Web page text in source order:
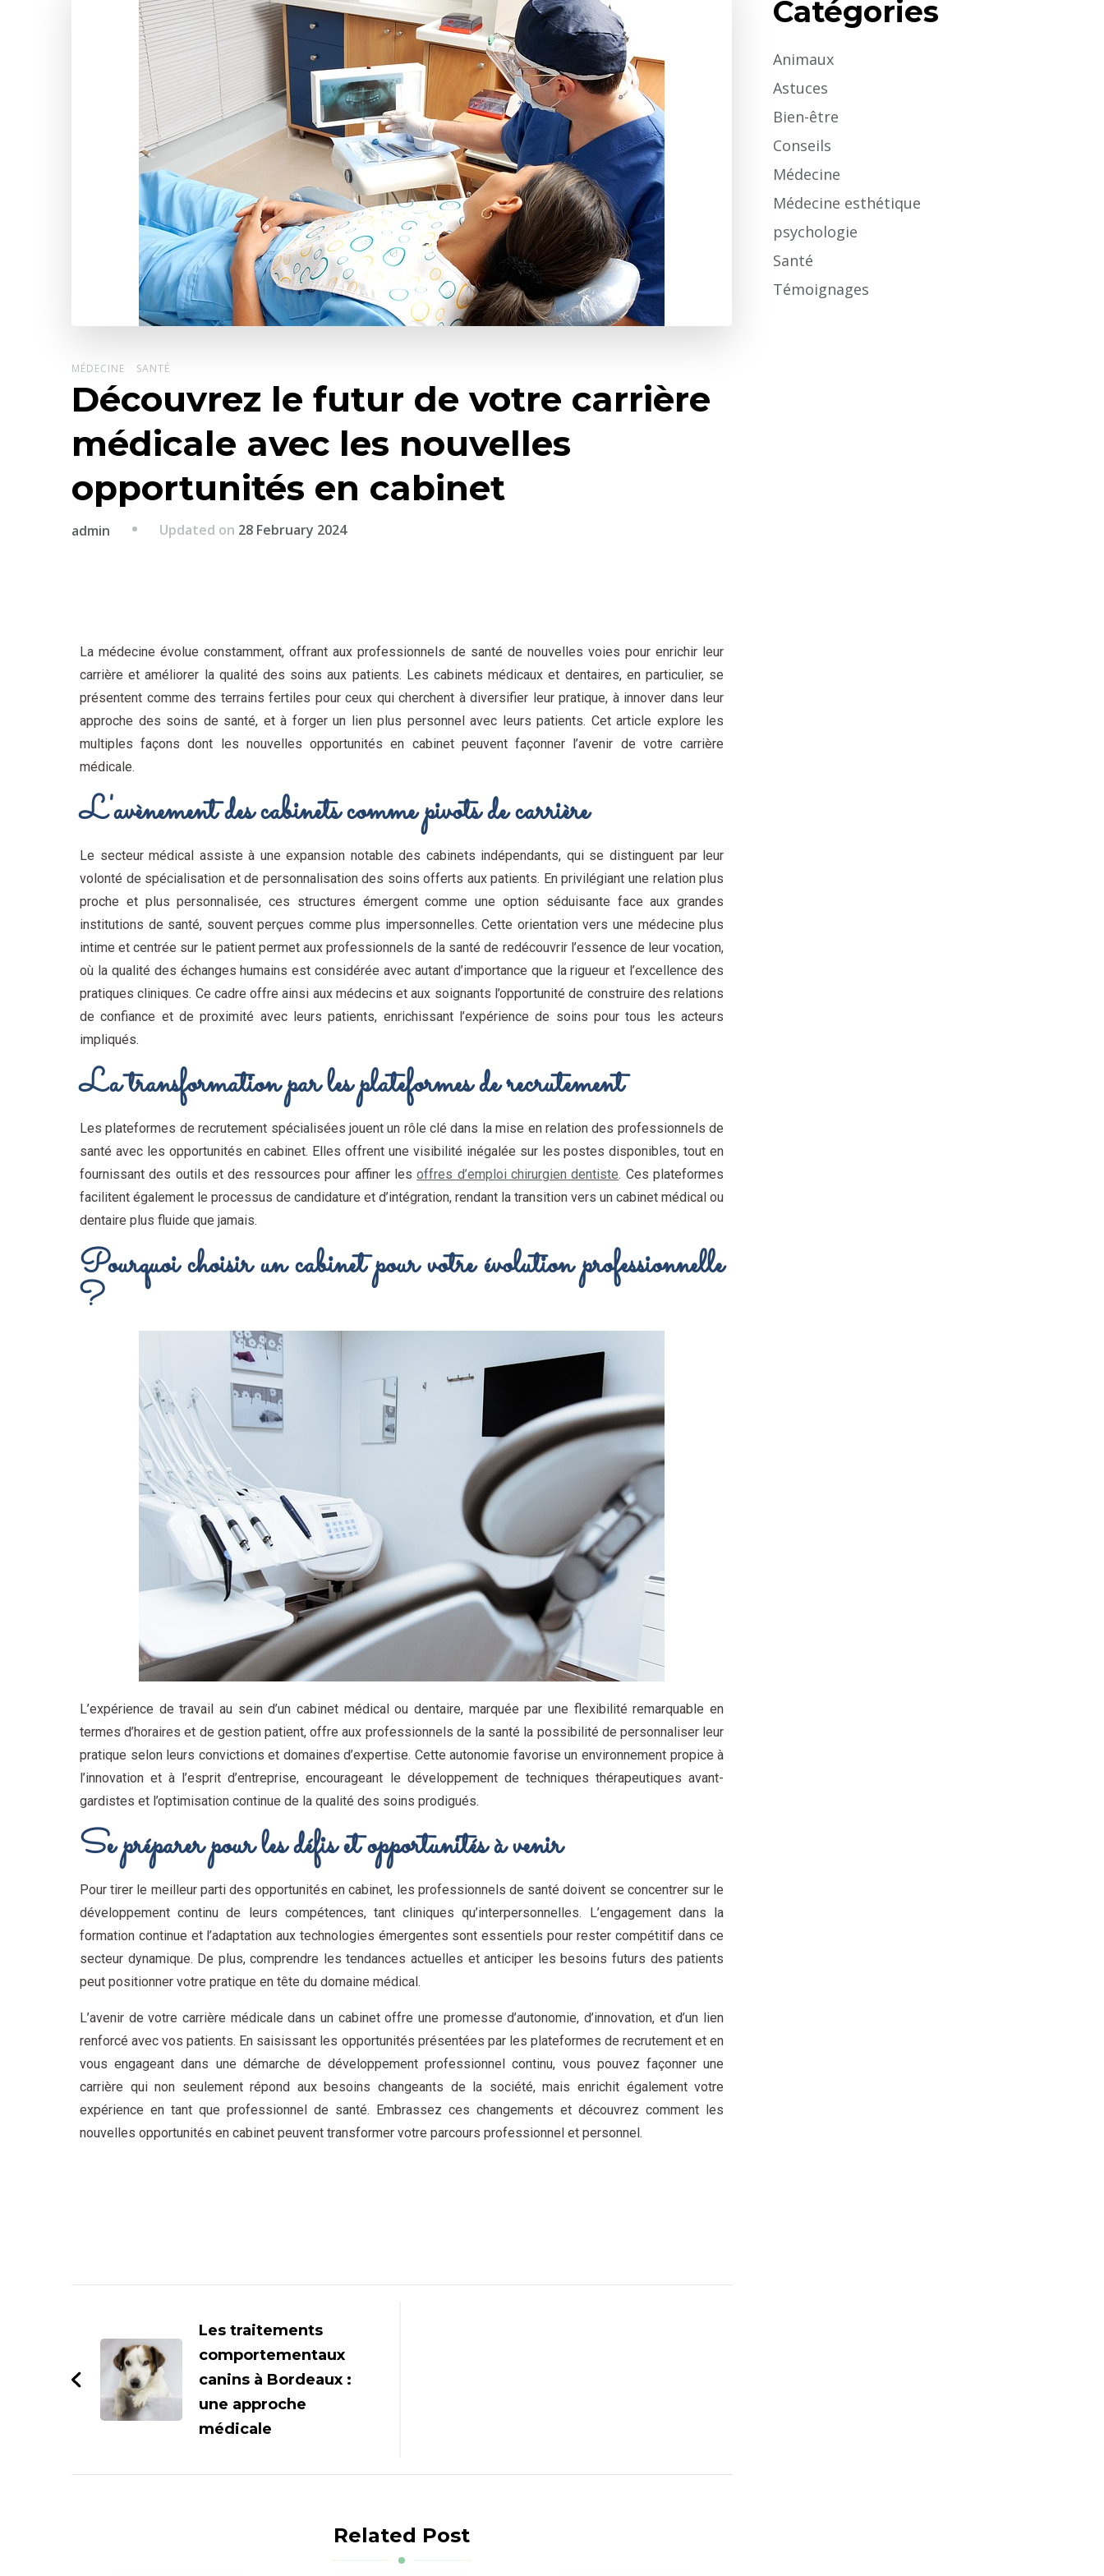
MÉDECINE SANTÉ
Découvrez le futur de votre carrière
médicale avec les nouvelles
opportunités en cabinet
admin Updated on 28 February 2024
La médecine évolue constamment, offrant aux professionnels de santé de nouvelles voies pour enrichir leur
carrière et améliorer la qualité des soins aux patients. Les cabinets médicaux et dentaires, en particulier, se
présentent comme des terrains fertiles pour ceux qui cherchent à diversifier leur pratique, à innover dans leur
approche des soins de santé, et à forger un lien plus personnel avec leurs patients. Cet article explore les
multiples façons dont les nouvelles opportunités en cabinet peuvent façonner l’avenir de votre carrière
médicale.
L'avènement des cabinets comme pivots de carrière
Le secteur médical assiste à une expansion notable des cabinets indépendants, qui se distinguent par leur
volonté de spécialisation et de personnalisation des soins offerts aux patients. En privilégiant une relation plus
proche et plus personnalisée, ces structures émergent comme une option séduisante face aux grandes
institutions de santé, souvent perçues comme plus impersonnelles. Cette orientation vers une médecine plus
intime et centrée sur le patient permet aux professionnels de la santé de redécouvrir l’essence de leur vocation,
où la qualité des échanges humains est considérée avec autant d’importance que la rigueur et l’excellence des
pratiques cliniques. Ce cadre offre ainsi aux médecins et aux soignants l’opportunité de construire des relations
de confiance et de proximité avec leurs patients, enrichissant l’expérience de soins pour tous les acteurs
impliqués.
La transformation par les plateformes de recrutement
Les plateformes de recrutement spécialisées jouent un rôle clé dans la mise en relation des professionnels de
santé avec les opportunités en cabinet. Elles offrent une visibilité inégalée sur les postes disponibles, tout en
fournissant des outils et des ressources pour affiner lesoffres d’emploi chirurgien dentiste. Ces plateformes
facilitent également le processus de candidature et d’intégration, rendant la transition vers un cabinet médical ou
dentaire plus fluide que jamais.
Pourquoi choisir un cabinet pour votre évolution professionnelle
?
L’expérience de travail au sein d’un cabinet médical ou dentaire, marquée par une flexibilité remarquable en
termes d’horaires et de gestion patient, offre aux professionnels de la santé la possibilité de personnaliser leur
pratique selon leurs convictions et domaines d’expertise. Cette autonomie favorise un environnement propice à
l’innovation et à l’esprit d’entreprise, encourageant le développement de techniques thérapeutiques avant-
gardistes et l’optimisation continue de la qualité des soins prodigués.
Se préparer pour les défis et opportunités à venir
Pour tirer le meilleur parti des opportunités en cabinet, les professionnels de santé doivent se concentrer sur le
développement continu de leurs compétences, tant cliniques qu’interpersonnelles. L’engagement dans la
formation continue et l’adaptation aux technologies émergentes sont essentiels pour rester compétitif dans ce
secteur dynamique. De plus, comprendre les tendances actuelles et anticiper les besoins futurs des patients
peut positionner votre pratique en tête du domaine médical.
L’avenir de votre carrière médicale dans un cabinet offre une promesse d’autonomie, d’innovation, et d’un lien
renforcé avec vos patients. En saisissant les opportunités présentées par les plateformes de recrutement et en
vous engageant dans une démarche de développement professionnel continu, vous pouvez façonner une
carrière qui non seulement répond aux besoins changeants de la société, mais enrichit également votre
expérience en tant que professionnel de santé. Embrassez ces changements et découvrez comment les
nouvelles opportunités en cabinet peuvent transformer votre parcours professionnel et personnel.
Les traitements
comportementaux
canins à Bordeaux :
une approche
médicale
Related Post
Catégories
Animaux
Astuces
Bien-être
Conseils
Médecine
Médecine esthétique
psychologie
Santé
Témoignages